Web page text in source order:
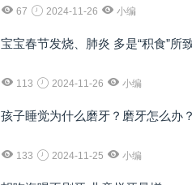
67 2024-11-26 小编
宝宝春节发烧、肺炎 多是“积食”所
113 2024-11-26 小编
孩子睡觉为什么磨牙？磨牙怎么办
133 2024-11-25 小编